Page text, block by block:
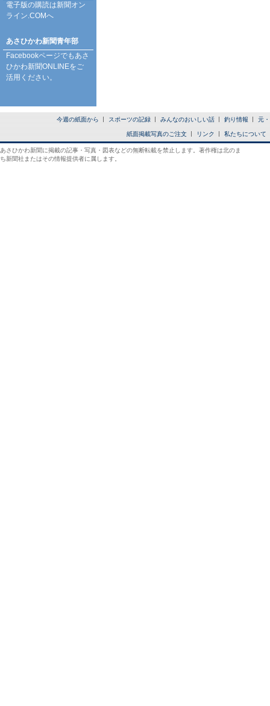
電子版の購読は新聞オン
ライン.COMへ
あさひかわ新聞青年部
Facebookページでもあさ
ひかわ新聞ONLINEをご
活用ください。
今週の紙面から スポーツの記録 みんなのおいしい話 釣り情報 元
紙面掲載写真のご注文 リンク 私たちについて
あさひかわ新聞に掲載の記事・写真・図表などの無断転載を禁止します。著作権は北のま
ち新聞社またはその情報提供者に属します。